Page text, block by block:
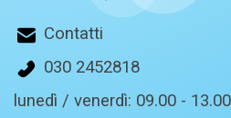
Contatti
030 2452818
lunedì / venerdì: 09.00 -